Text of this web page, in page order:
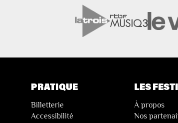
PRATIQUE
Billetterie
Accessibilité
LES
À propos
Nos